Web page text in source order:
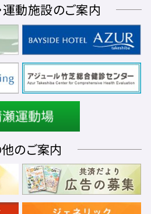
運動施設のご案内
のご案内